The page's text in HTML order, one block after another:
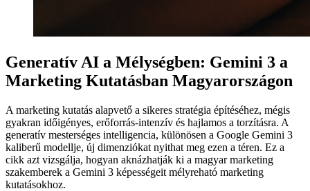
Generatív AI a Mélységben: Gemini 3 a
Marketing Kutatásban Magyarországon
A marketing kutatás alapvető a sikeres stratégia építéséhez, mégis
gyakran időigényes, erőforrás-intenzív és hajlamos a torzításra. A
generatív mesterséges intelligencia, különösen a Google Gemini 3
kaliberű modellje, új dimenziókat nyithat meg ezen a téren. Ez a
cikk azt vizsgálja, hogyan aknázhatják ki a magyar marketing
szakemberek a Gemini 3 képességeit mélyreható marketing
kutatásokhoz.